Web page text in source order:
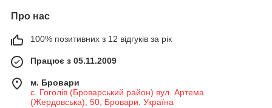
Про нас
100% позитивних з 12 відгуків за рік
Працює з 05.11.2009
м. Бровари
с. Гоголів (Броварський район) вул. Артема
(Жердовська), 50, Бровари, Україна